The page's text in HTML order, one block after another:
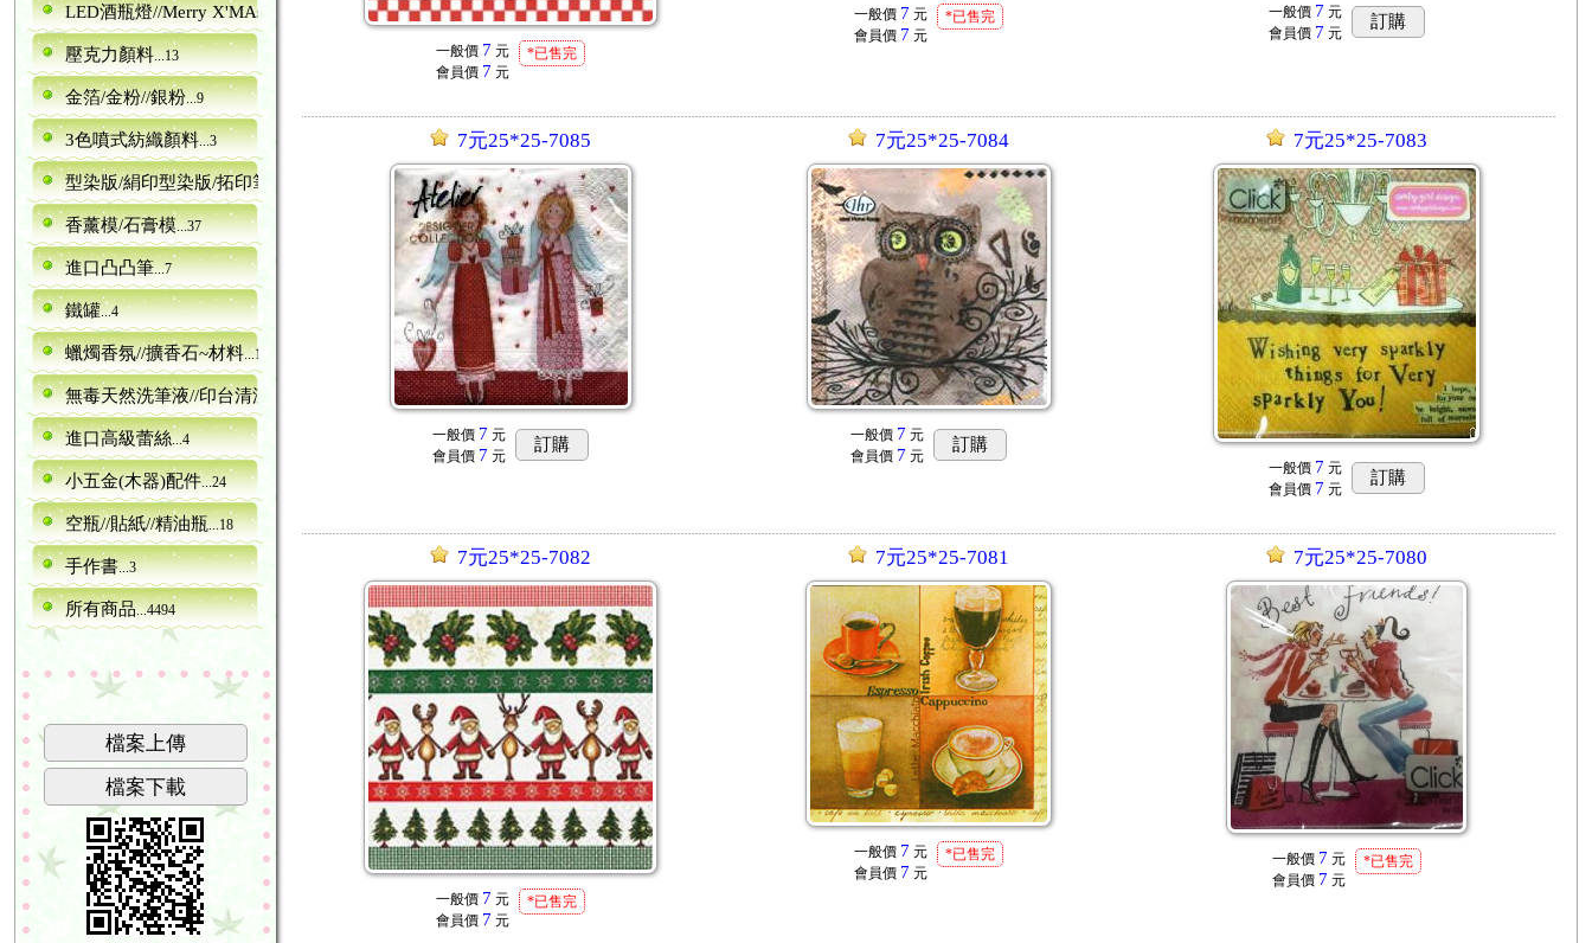
LED酒瓶燈//Merry X'MAs字型
壓克力顏料...13
金箔/金粉//銀粉...9
3色噴式紡織顏料...3
型染版/絹印型染版/拓印筆
香薰模/石膏模...37
進口凸凸筆...7
鐵罐...4
蠟燭香氛//擴香石~材料...16
無毒天然洗筆液//印台清潔劑
進口高級蕾絲...4
小五金(木器)配件...24
空瓶//貼紙//精油瓶...18
手作書...3
所有商品...4494
檔案上傳
檔案下載
一般價 7 元
會員價 7 元
*已售完
一般價 7 元
會員價 7 元
*已售完 一般價 7 元
會員價 7 元
訂購
7元25*25-7085
一般價 7 元
會員價 7 元
訂購
7元25*25-7084
一般價 7 元
會員價 7 元
訂購
7元25*25-7083
一般價 7 元
會員價 7 元
訂購
7元25*25-7082
一般價 7 元
會員價 7 元
*已售完
7元25*25-7081
一般價 7 元
會員價 7 元
*已售完
7元25*25-7080
一般價 7 元
會員價 7 元
*已售完